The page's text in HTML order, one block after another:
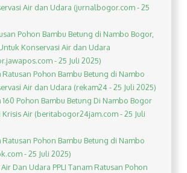
Air dan Udara (jurnalbogor.com - 25
Pohon Bambu Betung di Nambo Bogor,
Konservasi Air dan Udara
- 25 Juli 2025)
Ratusan Pohon Bambu Betung di Nambo
Air dan Udara (rekam24 - 25 Juli 2025)
160 Pohon Bambu Betung Di Nambo Bogor
Krisis Air (beritabogor24jam.com - 25 Juli
Ratusan Pohon Bambu Betung di Nambo
- 25 Juli 2025)
Dan Udara PPLI Tanam Ratusan Pohon